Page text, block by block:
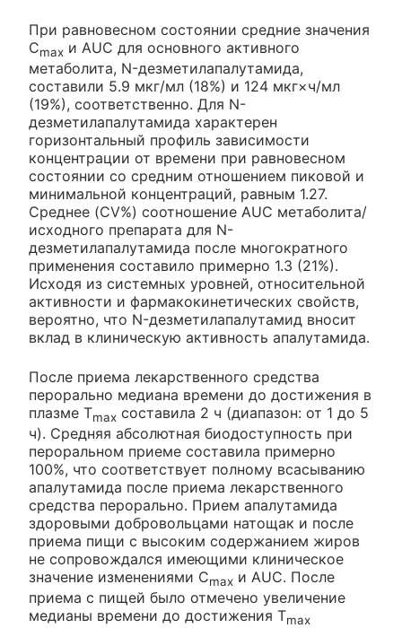
При равновесном состоянии средние значения
Cmax и AUC для основного активного
метаболита, N-дезметилапалутамида,
составили 5.9 мкг/мл (18%) и 124 мкг×ч/мл
(19%), соответственно. Для N-
дезметилапалутамида характерен
горизонтальный профиль зависимости
концентрации от времени при равновесном
состоянии со средним отношением пиковой и
минимальной концентраций, равным 1.27.
Среднее (CV%) соотношение AUC метаболита/
исходного препарата для N-
дезметилапалутамида после многократного
применения составило примерно 1.3 (21%).
Исходя из системных уровней, относительной
активности и фармакокинетических свойств,
вероятно, что N-дезметилапалутамид вносит
вклад в клиническую активность апалутамида.
После приема лекарственного средства
перорально медиана времени до достижения в
плазме Tmax составила 2 ч (диапазон: от 1 до 5
ч). Средняя абсолютная биодоступность при
пероральном приеме составила примерно
100%, что соответствует полному всасыванию
апалутамида после приема лекарственного
средства перорально. Прием апалутамида
здоровыми добровольцами натощак и после
приема пищи с высоким содержанием жиров
не сопровождался имеющими клиническое
значение изменениями Cmax и AUC. После
приема с пищей было отмечено увеличение
медианы времени до достижения Tmax